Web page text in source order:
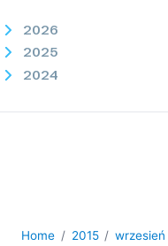
2026
2025
2024
2017
Home 2015
wrzesień